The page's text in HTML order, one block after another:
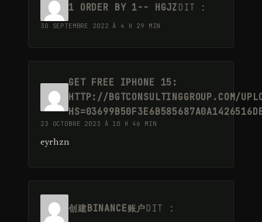
1 ORDER BY 1-- HGJZDIT :
30 SEPTEMBRE 2022 À 4 H 29 MIN
GET FREE IPHONE 15:
HTTP://BGTCONSULTINGGROUP.COM/
23 OCTOBRE 2023 À 10 H 46 MIN
eyrhzn
创建BINANCE账户DIT :